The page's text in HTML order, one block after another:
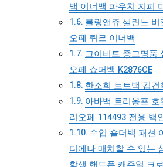
백 이너백 파우치 지퍼
블링앤쥬 셀린느
오페 퀴르 이너백
고이비토 중고명품
오페 쇼퍼백 K2876CE
한소희 토트백 김건
아바백 트리옹프
리오페 114493 전용 백
수입 숄더백 패션
디에나 매치할 수 있는